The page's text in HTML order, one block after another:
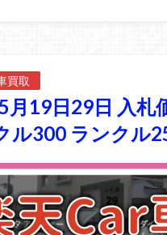
買取
月19日29日 入
ル300 ランクル